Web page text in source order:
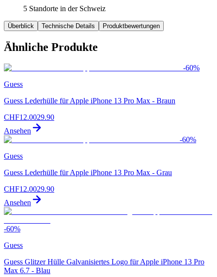
5 Standorte in der Schweiz
Überblick Technische Details Produktbewertungen
Ähnliche Produkte
-60%
Guess
Guess Lederhülle für Apple iPhone 13 Pro Max - Braun
CHF12.0029.90
Ansehen
-60%
Guess
Guess Lederhülle für Apple iPhone 13 Pro Max - Grau
CHF12.0029.90
Ansehen
-60%
Guess
Guess Glitzer Hülle Galvanisiertes Logo für Apple iPhone 13 Pro
Max 6.7 - Blau